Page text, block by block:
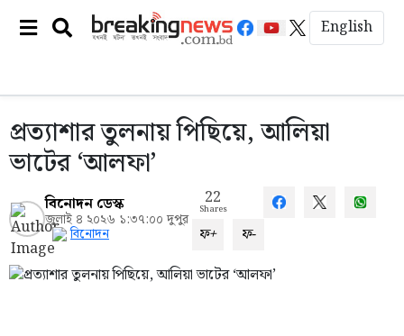
English
প্রত্যাশার তুলনায় পিছিয়ে, আলিয়া
ভাটের ‘আলফা’
বিনোদন ডেস্ক
জুলাই ৪ ২০২৬ ১:৩৭:০০ দুপুর
বিনোদন
22
Shares
ফ+ ফ-